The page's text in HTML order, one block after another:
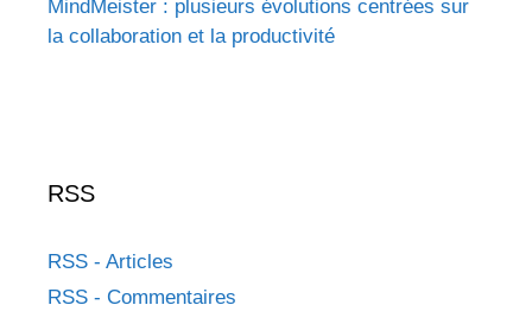
MindMeister : plusieurs évolutions centrées sur
la collaboration et la productivité
RSS
RSS - Articles
RSS - Commentaires